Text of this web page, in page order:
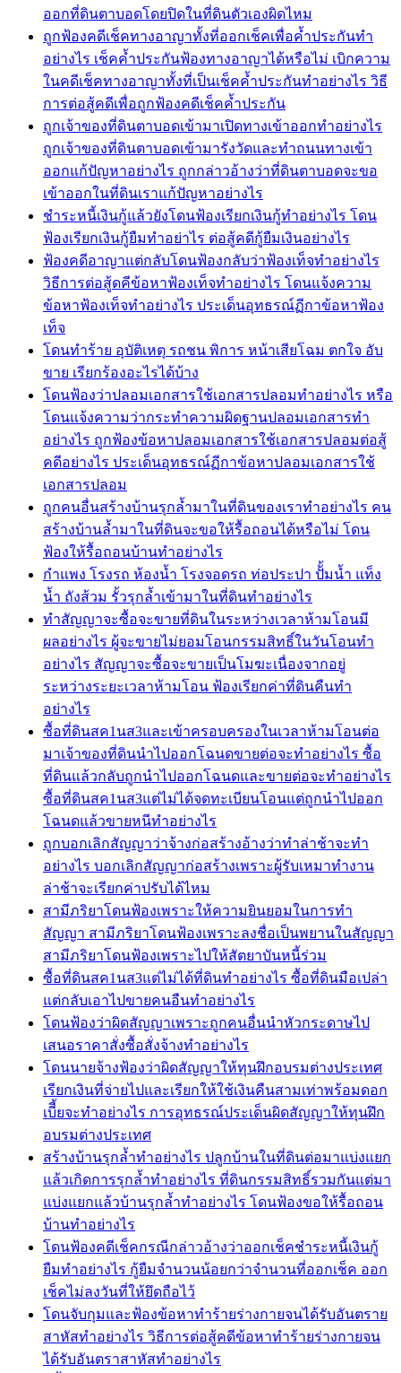
ออกที่ดินตาบอดโดยปิดในที่ดินตัวเองผิดไหม
ถูกฟ้องคดีเช็คทางอาญาทั้งที่ออกเช็คเพื่อค้ำประกันทำ
อย่างไร เช็คค้ำประกันฟ้องทางอาญาได้หรือไม่ เบิกความ
ในคดีเช็คทางอาญาทั้งที่เป็นเช็คค้ำประกันทำอย่างไร วิธี
การต่อสู้คดีเพื่อถูกฟ้องคดีเช็คค้ำประกัน
ถูกเจ้าของที่ดินตาบอดเข้ามาเปิดทางเข้าออกทำอย่างไร
ถูกเจ้าของที่ดินตาบอดเข้ามารังวัดและทำถนนทางเข้า
ออกแก้ปัญหาอย่างไร ถูกกล่าวอ้างว่าที่ดินตาบอดจะขอ
เข้าออกในที่ดินเราแก้ปัญหาอย่างไร
ชำระหนี้เงินกู้แล้วยังโดนฟ้องเรียกเงินกู้ทำอย่างไร โดน
ฟ้องเรียกเงินกู้ยืมทำอย่าไร ต่อสู้คดีกู้ยืมเงินอย่างไร
ฟ้องคดีอาญาแต่กลับโดนฟ้องกลับว่าฟ้องเท็จทำอย่างไร
วิธีการต่อสู้ดคีข้อหาฟ้องเท็จทำอย่างไร โดนแจ้งความ
ข้อหาฟ้องเท็จทำอย่างไร ประเด็นอุทธรณ์ฏีกาข้อหาฟ้อง
เท็จ
โดนทำร้าย อุบัติเหตุ รถชน พิการ หน้าเสียโฉม ตกใจ อับ
ขาย เรียกร้องอะไรได้บ้าง
โดนฟ้องว่าปลอมเอกสารใช้เอกสารปลอมทำอย่างไร หรือ
โดนแจ้งความว่ากระทำความผิดฐานปลอมเอกสารทำ
อย่างไร ถูกฟ้องข้อหาปลอมเอกสารใช้เอกสารปลอมต่อสู้
คดีอย่างไร ประเด็นอุทธรณ์ฏีกาข้อหาปลอมเอกสารใช้
เอกสารปลอม
ถูกคนอื่นสร้างบ้านรุกล้ำมาในที่ดินของเราทำอย่างไร คน
สร้างบ้านล้ำมาในที่ดินจะขอให้รื้อถอนได้หรือไม่ โดน
ฟ้องให้รื้อถอนบ้านทำอย่างไร
กำแพง โรงรถ ห้องน้ำ โรงจอดรถ ท่อประปา ปัั้มน้ำ แท็ง
น้ำ ถังส้วม รั้วรุกล้ำเข้ามาในที่ดินทำอย่างไร
ทำสัญญาจะซื้อจะขายที่ดินในระหว่างเวลาห้ามโอนมี
ผลอย่างไร ผู้จะขายไม่ยอมโอนกรรมสิทธิ์ในวันโอนทำ
อย่างไร สัญญาจะซื้อจะขายเป็นโมฆะเนื่องจากอยู่
ระหว่างระยะเวลาห้ามโอน ฟ้องเรียกค่าที่ดินคืนทำ
อย่างไร
ซื้อที่ดินสค1นส3และเข้าครอบครองในเวลาห้ามโอนต่อ
มาเจ้าของที่ดินนำไปออกโฉนดขายต่อจะทำอย่างไร ซื้อ
ที่ดินแล้วกลับถูกนำไปออกโฉนดและขายต่อจะทำอย่างไร
ซื้อที่ดินสค1นส3แต่ไม่ได้จดทะเบียนโอนแต่ถูกนำไปออก
โฉนดแล้วขายหนีทำอย่างไร
ถูกบอกเลิกสัญญาว่าจ้างก่อสร้างอ้างว่าทำล่าช้าจะทำ
อย่างไร บอกเลิกสัญญาก่อสร้างเพราะผู้รับเหมาทำงาน
ล่าช้าจะเรียกค่าปรับได้ไหม
สามีภริยาโดนฟ้องเพราะให้ความยินยอมในการทำ
สัญญา สามีภริยาโดนฟ้องเพราะลงชื่อเป็นพยานในสัญญา
สามีภริยาโดนฟ้องเพราะไปให้สัตยาบันหนี้ร่วม
ซื้อที่ดินสค1นส3แต่ไม่ได้ที่ดินทำอย่างไร ซื้อที่ดินมือเปล่า
แต่กลับเอาไปขายคนอืนทำอย่างไร
โดนฟ้องว่าผิดสัญญาเพราะถูกคนอื่นนำหัวกระดาษไป
เสนอราคาสั่งซื้อสั่งจ้างทำอย่างไร
โดนนายจ้างฟ้องว่าผิดสัญญาให้ทุนฝึกอบรมต่างประเทศ
เรียกเงินที่จ่ายไปและเรียกให้ใช้เงินคืนสามเท่าพร้อมดอก
เบีี้ยจะทำอย่างไร การอุทธรณ์ประเด็นผิดสัญญาให้ทุนฝึก
อบรมต่างประเทศ
สร้างบ้านรุกล้ำทำอย่างไร ปลูกบ้านในที่ดินต่อมาแบ่งแยก
แล้วเกิดการรุกล้ำทำอย่างไร ที่ดินกรรมสิทธิ์รวมกันแต่มา
แบ่งแยกแล้วบ้านรุกล้ำทำอย่างไร โดนฟ้องขอให้รื้อถอน
บ้านทำอย่างไร
โดนฟ้องคดีเช็คกรณีกล่าวอ้างว่าออกเช็คชำระหนี้เงินกู้
ยืมทำอย่างไร กู้ยืมจำนวนน้อยกว่าจำนวนที่ออกเช็ค ออก
เช็คไม่ลงวันที่ให้ยึดถือไว้
โดนจับกุมและฟ้องข้อหาทำร้ายร่างกายจนได้รับอันตราย
สาหัสทำอย่างไร วิธีการต่อสู้คดีข้อหาทำร้ายร่างกายจน
ได้รับอันตราสาหัสทำอย่างไร